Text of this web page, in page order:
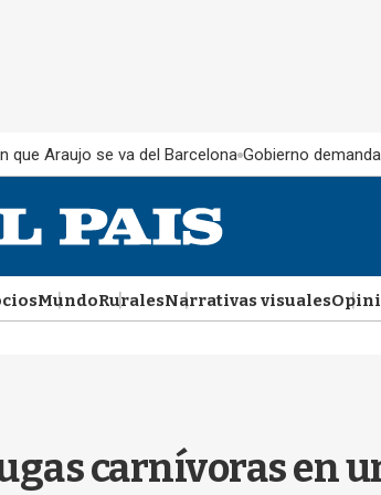
que Araujo se va del Barcelona Gobierno
MundoRuralesNarrativas visuales
carnívoras en